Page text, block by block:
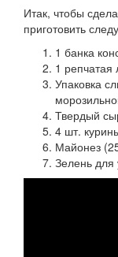
Итак, чтобы
приготовить
1 банка
1 репчатая
Упаковка
Твердый
4 шт.
Майонез
Зелень для